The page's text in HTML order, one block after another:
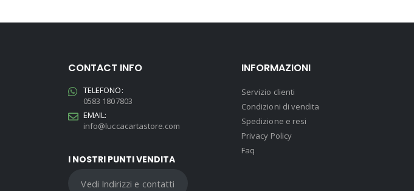
CONTACT INFO
TELEFONO:
0583 1807803
EMAIL:
info@luccacartastore.com
I NOSTRI PUNTI VENDITA
Vedi Indirizzi e contatti
INFORMAZIONI
Servizio clienti
Condizioni di vendita
Spedizione e resi
Privacy Policy
Faq